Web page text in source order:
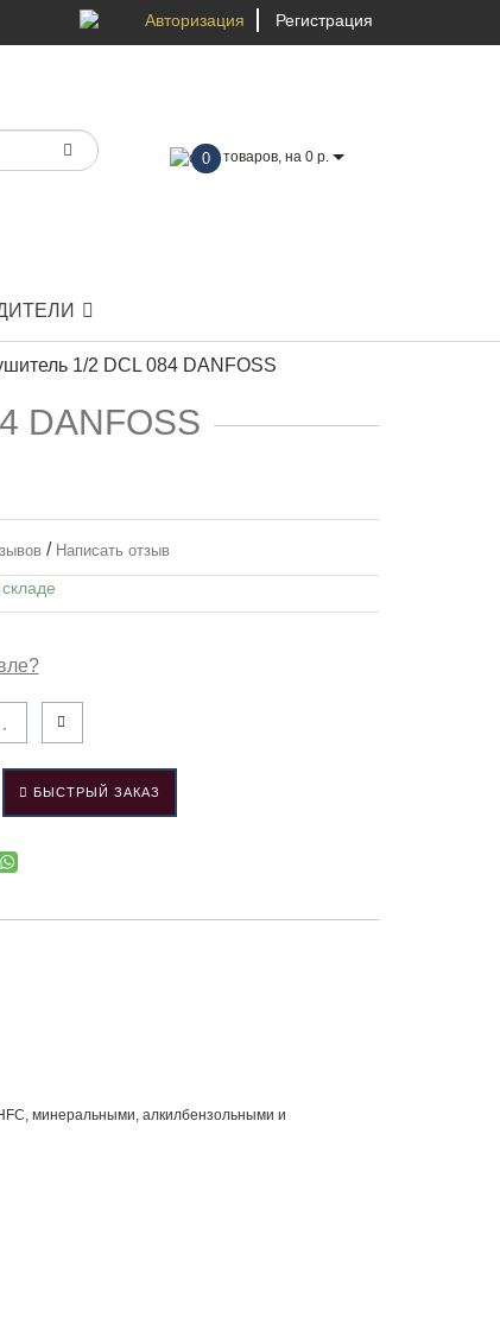
Авторизация Регистрация
0 товаров, на 0 р.
1/2 DCL 084 DANFOSS
DANFOSS
/ Написать отзыв
БЫСТРЫЙ ЗАКАЗ
минеральными, алкилбензольными и